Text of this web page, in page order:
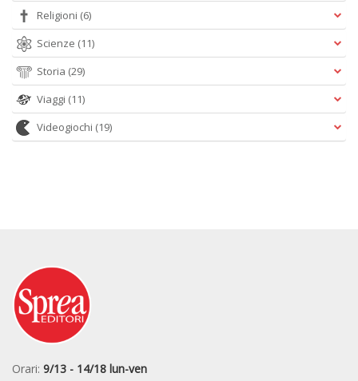
Religioni (6)
Scienze (11)
Storia (29)
Viaggi (11)
Videogiochi (19)
Orari: 9/13 - 14/18 lun-ven